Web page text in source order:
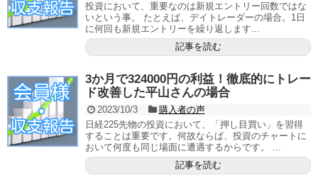
投資において、重要なのは新規エントリー回数ではな
いという事。 たとえば、デイトレーダーの場合。1日
に何回も新規エントリーを繰り返します...
記事を読む
3か月で324000円の利益！徹底的にトレー
ド改善した平山さんの場合
2023/10/3
購入者の声
日経225先物の投資において、「押し目買い」を習得
することは重要です。何故ならば、投資のチャートに
おいて何度も同じ場面に遭遇するからです。 ...
記事を読む